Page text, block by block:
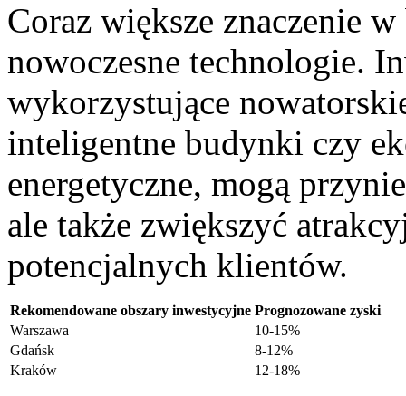
Coraz większe znaczenie
nowoczesne ​technologie.​
wykorzystujące
inteligentne budynki⁢ czy‍
energetyczne, mogą
‍ale także zwiększyć
potencjalnych klientów.
Rekomendowane obszary inwestycyjne Prognozowane zyski
Warszawa
10-15%
Gdańsk
8-12%
Kraków
12-18%